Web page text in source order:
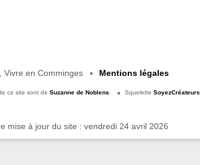
Vivre en Comminges Mentions légales
ce site sont de Suzanne de Noblens. SqueletteSoyezCréateurs
mise à jour du site : vendredi 24 avril 2026